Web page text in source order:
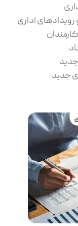
رویدادهای اداری
جدید
جدید